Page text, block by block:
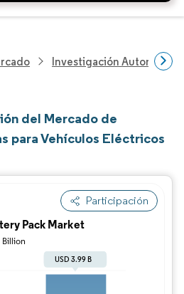
Investigación Automotriz
del Mercado de
para Vehículos Eléctricos
Participación